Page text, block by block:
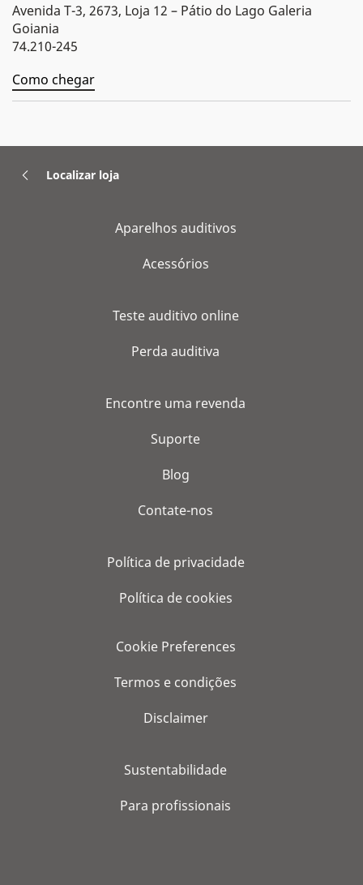
Avenida T-3, 2673, Loja 12 – Pátio do Lago Galeria
Goiania
74.210-245
Como chegar
Localizar loja
Aparelhos auditivos
Acessórios
Teste auditivo online
Perda auditiva
Encontre uma revenda
Suporte
Blog
Contate-nos
Política de privacidade
Política de cookies
Cookie Preferences
Termos e condições
Disclaimer
Sustentabilidade
Para profissionais